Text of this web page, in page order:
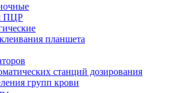
ПЦР
планшета
станций дозирования
групп крови